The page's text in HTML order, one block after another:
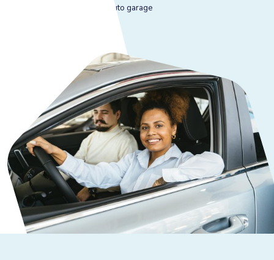
Onderhoud bij gekeurde auto garage